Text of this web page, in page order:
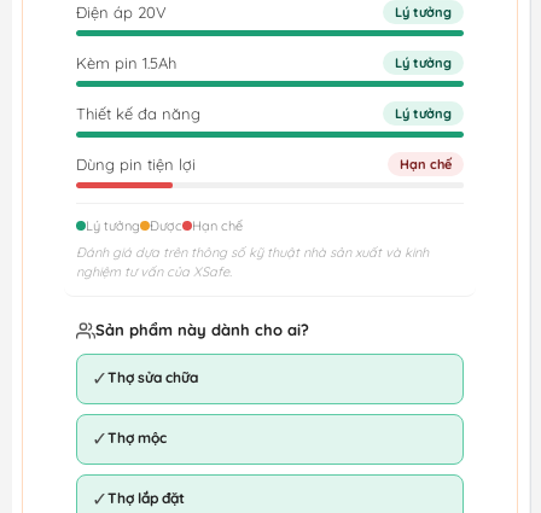
Điện áp 20V
Lý tưởng
Kèm pin 1.5Ah Lý tưởng
Thiết kế đa năng Lý tưởng
Dùng pin tiện lợi Hạn chế
Lý tưởng Được
Hạn chế
Đánh giá dựa trên thông số kỹ thuật nhà sản xuất và kinh
nghiệm tư vấn của XSafe.
Sản phẩm này dành cho ai?
✓Thợ sửa chữa
✓Thợ mộc
✓Thợ lắp đặt